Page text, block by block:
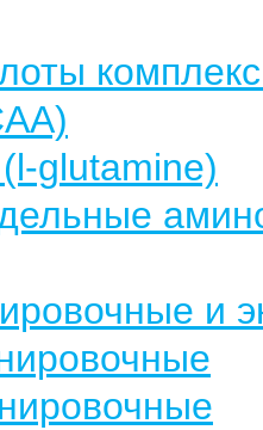
glutamine)
и